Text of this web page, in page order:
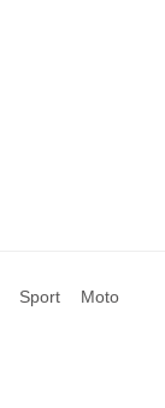
Sport Moto